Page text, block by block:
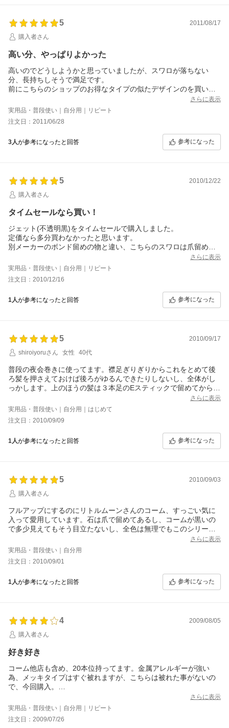
5
2011/08/17
購入者さん
高い分、やっぱりよかった
高いのでどうしようかと思っていましたが、スワロが落ちない
分、長持ちしそうで満足です。
前にこちらのショップのお得なタイプの似たデザインのを買いま
スワロは落ちてもホールド力は抜群なので、こちらのショップの
コームをリピしました。
まちでみかけるそっくりタイプも安いので買ってみましたが、そ
特にこちらのショップのマットタイプはがっちり髪をつかんでく
さらに表示
実用品・普段使い｜自分用｜リピート
注文日：2011/06/28
3人が参考になったと回答 参考になった
5
2010/12/22
購入者さん
タイムセールなら買い！
ジェット(不透明黒)をタイムセールで購入しました。
定価なら多分買わなかったと思います。
別メーカーのボンド留めの物と違い、こちらのスワロは爪留めで
こういう細かなディティールは重要かと思います。
20本櫛は初めてでしたが、肩胛骨したワンレンロングで毛量が多
めの私ですがしっかりホールド出来ます。
まとめ髪は下ごしらえが前提で、まず髪が固まらないワックス(サ
ラなど)を髪に塗ります。
黒マットのコームは少しズレたり、刺さりが浅くても目立たずと
ても良いです！
シルバーのコームだとズレが目立ちみっともなかったので。
定価なら★４個ですね。
高いですよ。
さらに表示
実用品・普段使い｜自分用｜リピート
注文日：2010/12/16
1人が参考になったと回答 参考になった
5
2010/09/17
shiroiyoruさん
女性 40代
普段の夜会巻きに使ってます。襟足ぎりぎりからこれをとめて後
ろ髪を押さえておけば後ろがゆるんできたりしないし、全体がし
っかします。上のほうの髪は３本足のEスティックで留めてからは
ねた毛先を巻き込んだ髪に押しこんで２本足のスティックを刺し
ます。後れ毛に６本や１０本のインナーを足したりもしますが、
剛毛多毛の私でもきれいに髪が上げられるようになり、画期的で
す。
さらに表示
実用品・普段使い｜自分用｜はじめて
注文日：2010/09/09
1人が参考になったと回答 参考になった
5
2010/09/03
購入者さん
フルアップにするのにリトルムーンさんのコーム、すっごい気に
入って愛用しています。石は爪で留めてあるし、コームが黒いの
で多少見えてもそう目立たないし、全色は無理でもこのシリーズ
でいくつも揃えたいところです。今回はジェットを購入しまし
た。華美にしたくない、けど石のないインナーヘアアクセだけで
は物足りない、という時にいいかなと思って。最初見た時思って
たより地味だと思いましたが、つけてみるときらりと渋く輝き、
さらに表示
実用品・普段使い｜自分用
注文日：2010/09/01
1人が参考になったと回答 参考になった
4
2009/08/05
購入者さん
好き好き
コーム他店も含め、20本位持ってます。金属アレルギーが強い
為、メッキタイプはすぐ被れますが、こちらは被れた事がないの
で、今回購入。
皆さん書かれてますが、こちらのタイプは滑りが悪いので、刺し
辛いです。が、一度綺麗に刺さると、縮毛矯正＆毛量多＆シャギ
ー多の私でも、整髪料無しでも崩れ知らずです。
私の様なタイプで、夜会巻きに憧れているならば、こちらをお勧
さらに表示
実用品・普段使い｜自分用｜リピート
注文日：2009/07/26